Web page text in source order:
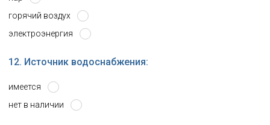
горячий воздух
электроэнергия
12. Источник водоснабжения:
имеется
нет в наличии